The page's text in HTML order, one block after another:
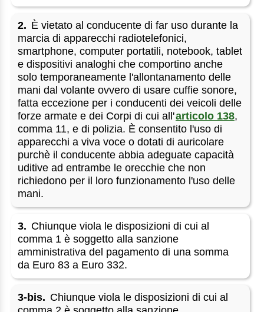
2. È vietato al conducente di far uso durante la
marcia di apparecchi radiotelefonici,
smartphone, computer portatili, notebook, tablet
e dispositivi analoghi che comportino anche
solo temporaneamente l'allontanamento delle
mani dal volante ovvero di usare cuffie sonore,
fatta eccezione per i conducenti dei veicoli delle
forze armate e dei Corpi di cui all'articolo 138,
comma 11, e di polizia. È consentito l'uso di
apparecchi a viva voce o dotati di auricolare
purchè il conducente abbia adeguate capacità
uditive ad entrambe le orecchie che non
richiedono per il loro funzionamento l'uso delle
mani.
3. Chiunque viola le disposizioni di cui al
comma 1 è soggetto alla sanzione
amministrativa del pagamento di una somma
da Euro 83 a Euro 332.
3-bis. Chiunque viola le disposizioni di cui al